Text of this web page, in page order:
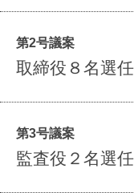
第2号議案
取締役８名選
第3号議案
監査役２名選